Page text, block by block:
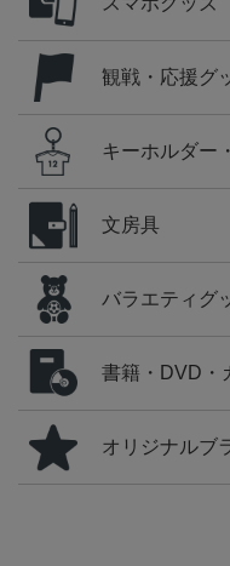
観戦・応援グ
キーホルダー
文房具
バラエティグ
書籍・DVD・
オリジナルブ